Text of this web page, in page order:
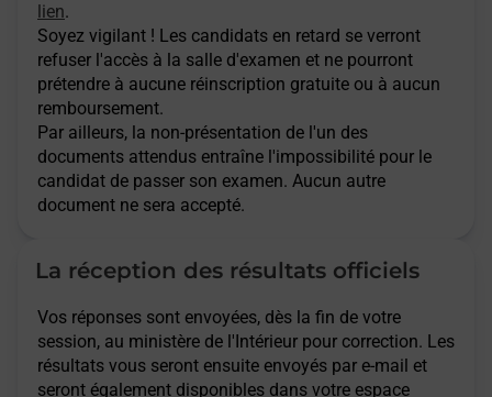
lien.
Soyez vigilant ! Les candidats en retard se verront
refuser l'accès à la salle d'examen et ne pourront
prétendre à aucune réinscription gratuite ou à aucun
remboursement.
Par ailleurs, la non-présentation de l'un des
documents attendus entraîne l'impossibilité pour le
candidat de passer son examen. Aucun autre
document ne sera accepté.
La réception des résultats officiels
Vos réponses sont envoyées, dès la fin de votre
session, au ministère de l'Intérieur pour correction. Les
résultats vous seront ensuite envoyés par e-mail et
seront également disponibles dans votre espace